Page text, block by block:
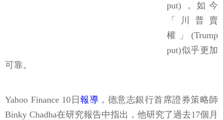
put)，如今
「川普賣
權」(Trump
put)似乎更加
可靠。
Yahoo Finance 10日 報導 ，德意志銀行首席證券策略師
Binky Chadha在研究報告中指出，他研究了過去17個月